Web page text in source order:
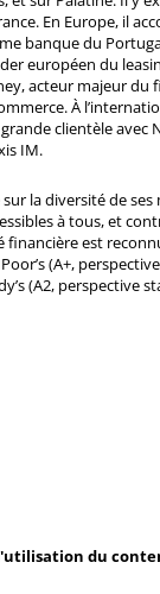
En Europe, il
banque du
européen du
acteur majeur du
À
clientèle avec
IM.
sur la diversité de
à tous, et
financière est
(A+,
(A2, perspective
du